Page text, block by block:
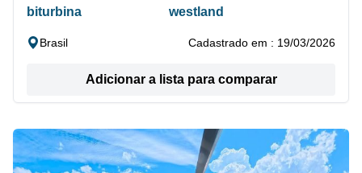
biturbina
westland
Brasil Cadastrado em : 19/03/2026
Adicionar a lista para comparar